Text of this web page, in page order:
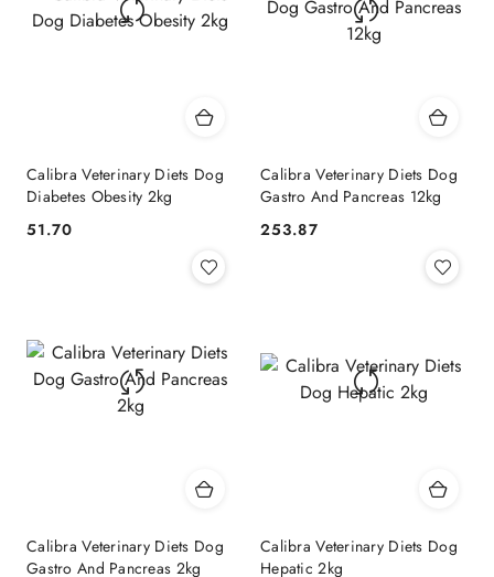
Calibra Veterinary Diets Dog
Diabetes Obesity 2kg
Cena:
51.70
Calibra Veterinary Diets Dog
Gastro And Pancreas 12kg
Cena:
253.87
Calibra Veterinary Diets Dog
Gastro And Pancreas 2kg
Calibra Veterinary Diets Dog
Hepatic 2kg